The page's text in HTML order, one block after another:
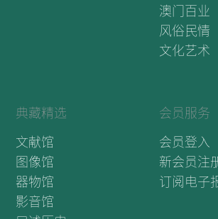
澳门百业
风俗民情
文化艺术
典藏精选
文献馆
图像馆
器物馆
影音馆
会员服务
会员登入
新会员注
订阅电子